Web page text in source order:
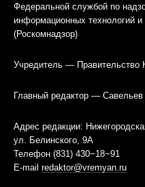
Федеральной службой по
информационных технологий
(Роскомнадзор)
Учредитель — Правительство
Главный редактор —
Адрес редакции:
ул. Белинского, 9А
Телефон (831) 430−18−91
E-mail redaktor@vremyan.ru